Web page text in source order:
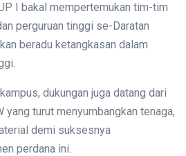
I bakal mempertemukan tim-tim
perguruan tinggi se-Daratan
beradu ketangkasan dalam
dukungan juga datang dari
yang turut menyumbangkan tenaga,
demi suksesnya
perdana ini.